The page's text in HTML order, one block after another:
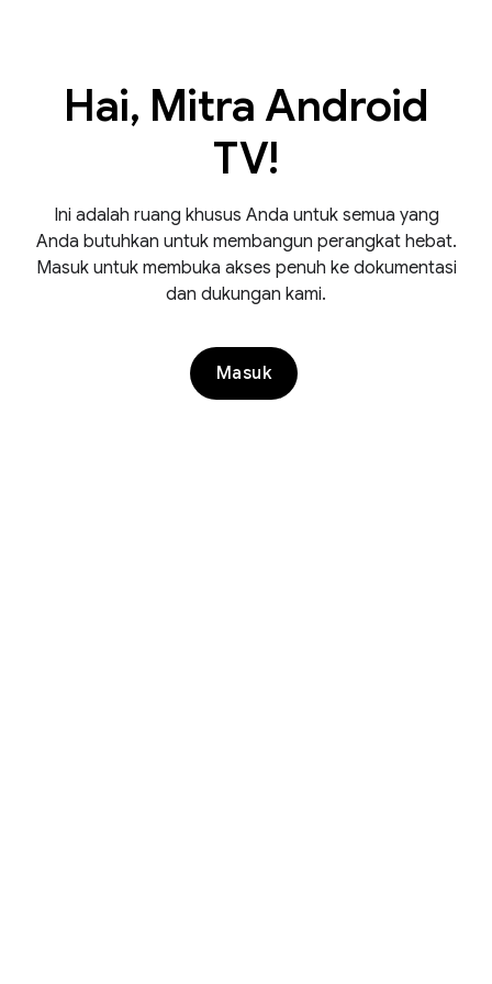
Hai, Mitra Android
TV!
Ini adalah ruang khusus Anda untuk semua yang
Anda butuhkan untuk membangun perangkat hebat.
Masuk untuk membuka akses penuh ke dokumentasi
dan dukungan kami.
Masuk